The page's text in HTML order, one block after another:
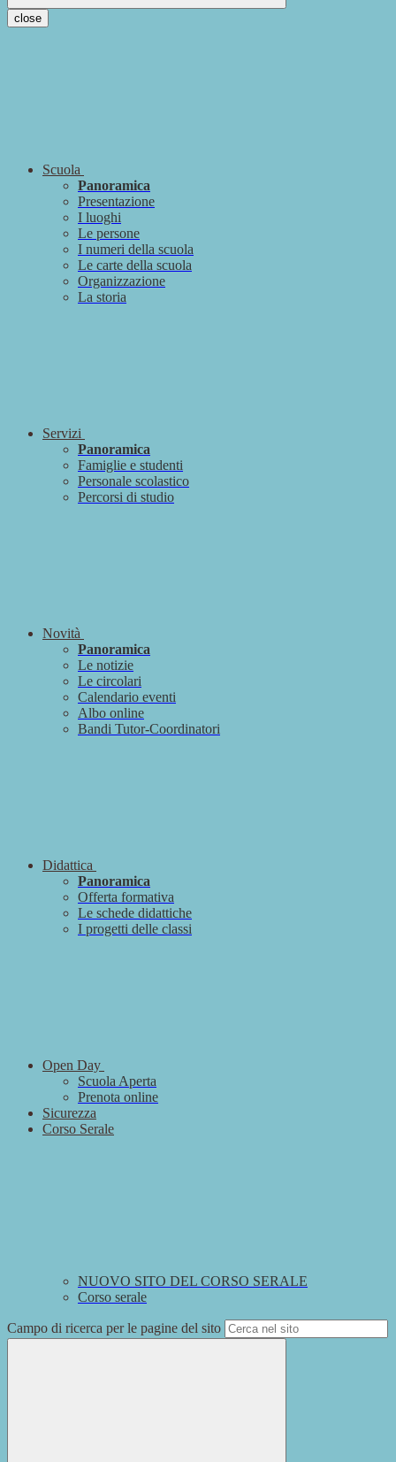
close
Scuola
Panoramica
Presentazione
I luoghi
Le persone
I numeri della scuola
Le carte della scuola
Organizzazione
La storia
Servizi
Panoramica
Famiglie e studenti
Personale scolastico
Percorsi di studio
Novità
Panoramica
Le notizie
Le circolari
Calendario eventi
Albo online
Bandi Tutor-Coordinatori
Didattica
Panoramica
Offerta formativa
Le schede didattiche
I progetti delle classi
Open Day
Scuola Aperta
Prenota online
Sicurezza
Corso Serale
NUOVO SITO DEL CORSO SERALE
Corso serale
Campo di ricerca per le pagine del sito